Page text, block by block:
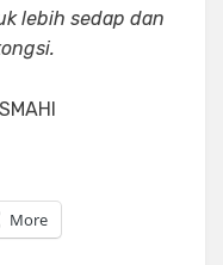
lebih sedap dan
More